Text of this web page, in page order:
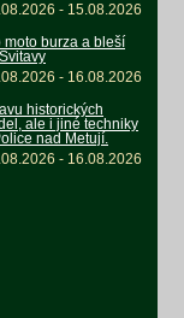
- 15.08.2026
moto burza a bleší
- 16.08.2026
historických
ale i jiné techniky
nad Metují.
- 16.08.2026